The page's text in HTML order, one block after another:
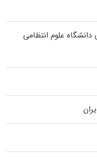
ﻋﻠﻮم انتظامی